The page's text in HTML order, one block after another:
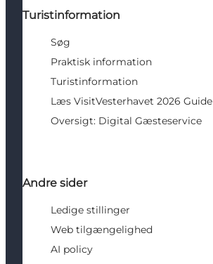
Turistinformation
Søg
Praktisk information
Turistinformation
Læs VisitVesterhavet 2026 Guide
Oversigt: Digital Gæsteservice
Andre sider
Ledige stillinger
Web tilgængelighed
AI policy